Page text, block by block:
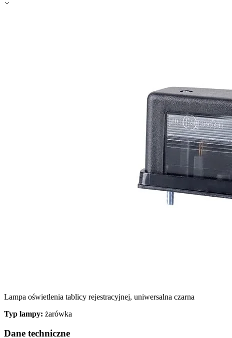
Lampa oświetlenia tablicy rejestracyjnej, uniwersalna czarna
Typ lampy: żarówka
Dane techniczne
Wykorzystujemy pliki cookie do
witrynie. Informacje o tym, jak
Partnerzy mogą połączyć te
Pliki cookie dotyczące